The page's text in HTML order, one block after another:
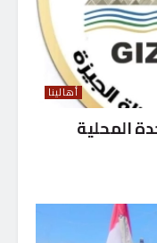
أهالينا
المحلية